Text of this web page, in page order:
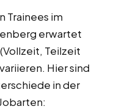
Trainees im
erwartet
Teilzeit
Hier sind
in der